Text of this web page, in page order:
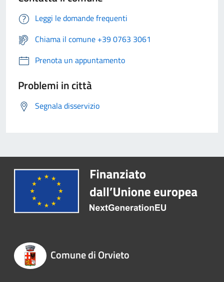
Leggi le domande frequenti
Chiama il comune +39 0763 3061
Prenota un appuntamento
Problemi in città
Segnala disservizio
Comune di Orvieto